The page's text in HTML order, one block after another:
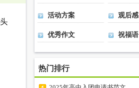
活动方案 观后感
优秀作文 祝福语
热门排行